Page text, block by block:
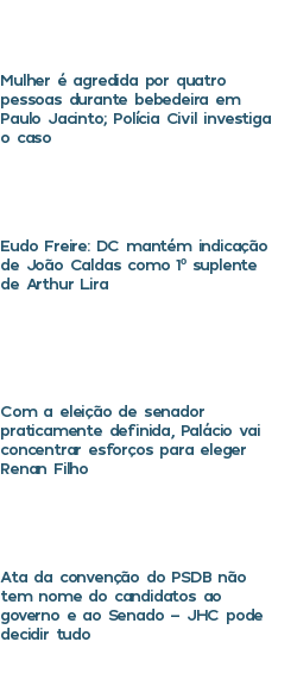
Mulher é agredida por quatro
pessoas durante bebedeira em
Paulo Jacinto; Polícia Civil investiga
o caso
Eudo Freire: DC mantém indicação
de João Caldas como 1º suplente
de Arthur Lira
Com a eleição de senador
praticamente definida, Palácio vai
concentrar esforços para eleger
Renan Filho
Ata da convenção do PSDB não
tem nome do candidatos ao
governo e ao Senado – JHC pode
decidir tudo